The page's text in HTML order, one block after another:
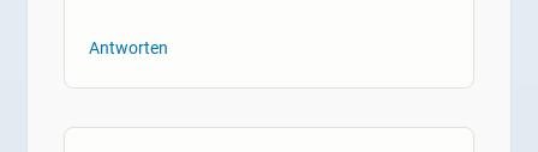
Antworten